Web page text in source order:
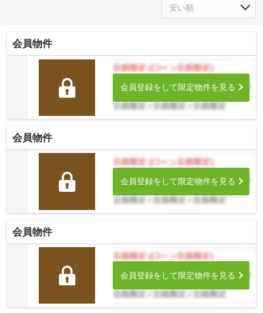
会員物件
会員登録をして限定物件を見る
会員物件
会員登録をして限定物件を見る
会員物件
会員登録をして限定物件を見る